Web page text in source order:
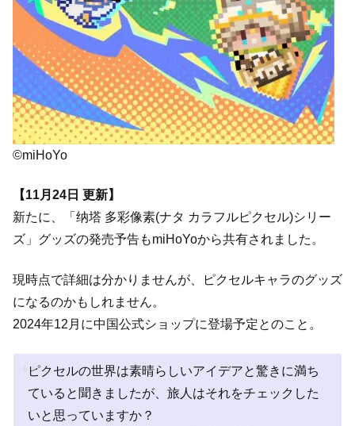
©miHoYo
【11月24日 更新】
新たに、「纳塔 多彩像素(ナタ カラフルピクセル)シリー
ズ」グッズの発売予告もmiHoYoから共有されました。
現時点で詳細は分かりませんが、ピクセルキャラのグッズ
になるのかもしれません。
2024年12月に中国公式ショップに登場予定とのこと。
ピクセルの世界は素晴らしいアイデアと驚きに満ち
ていると聞きましたが、旅人はそれをチェックした
いと思っていますか？